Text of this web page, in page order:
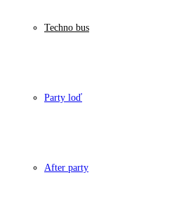
Techno bus
Party loď
After party